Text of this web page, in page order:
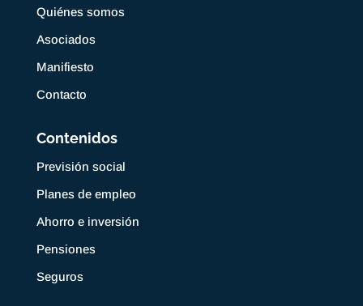
Quiénes somos
Asociados
Manifiesto
Contacto
Contenidos
Previsión social
Planes de empleo
Ahorro e inversión
Pensiones
Seguros